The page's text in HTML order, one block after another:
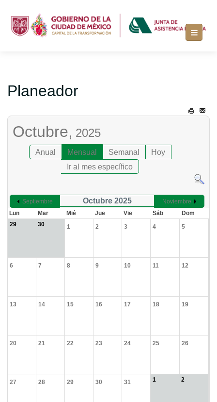
Planeador
Octubre, 2025
Anual Mensual Semanal
Hoy
Ir al mes específico
Septiembre Octubre 2025
Noviembre
Lun
Mar Mié Jue Vie Sáb
Dom
29
30 1 2 3 4 5
6 7 8 9 10 11 12
13 14 15 16 17 18 19
20 21 22 23 24 25 26
27 28 29 30 31 1 2